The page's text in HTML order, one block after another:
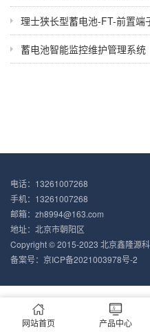
理士狭长型蓄电池-FT-前置端
蓄电池智能监控维护管理系统
电话：13261007268
手机：13261007268
邮箱：zh8994@163.com
地址：北京市朝阳区
Copyright © 2015-2023 北京鑫隆源
备案号： 京ICP备2021003978号-2
网站首页 产品中心